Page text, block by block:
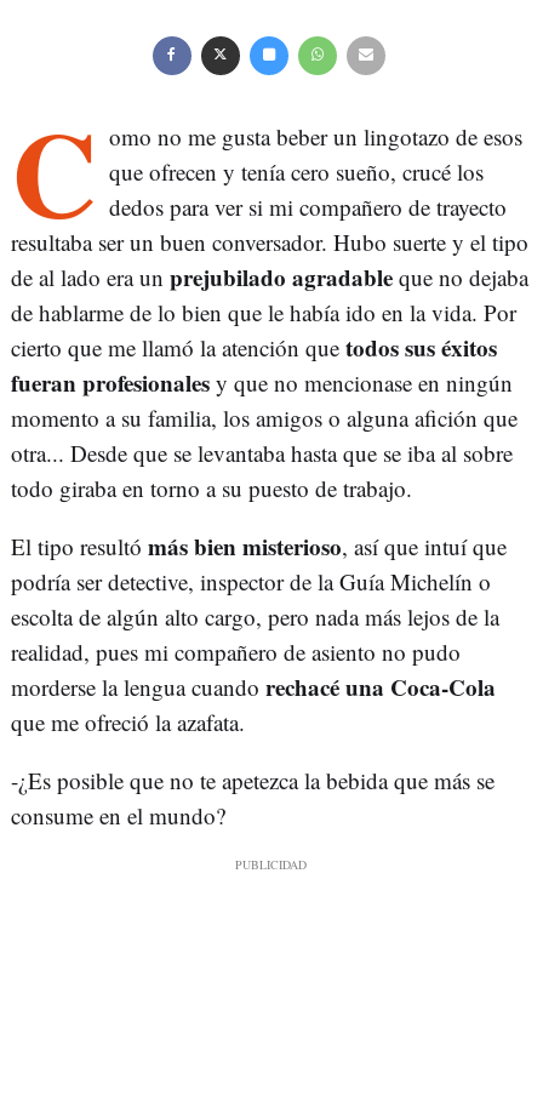
C omo no me gusta beber un lingotazo de esos
que ofrecen y tenía cero sueño, crucé los
dedos para ver si mi compañero de trayecto
resultaba ser un buen conversador. Hubo suerte y el tipo
de al lado era un prejubilado agradable que no dejaba
de hablarme de lo bien que le había ido en la vida. Por
cierto que me llamó la atención que todos sus éxitos
fueran profesionales y que no mencionase en ningún
momento a su familia, los amigos o alguna afición que
otra... Desde que se levantaba hasta que se iba al sobre
todo giraba en torno a su puesto de trabajo.
El tipo resultó más bien misterioso, así que intuí que
podría ser detective, inspector de la Guía Michelín o
escolta de algún alto cargo, pero nada más lejos de la
realidad, pues mi compañero de asiento no pudo
morderse la lengua cuando rechacé una Coca-Cola
que me ofreció la azafata.
-¿Es posible que no te apetezca la bebida que más se
consume en el mundo?